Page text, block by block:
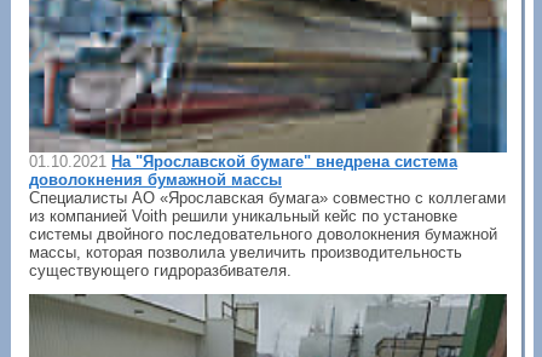
01.10.2021 На "Ярославской бумаге" внедрена система
доволокнения бумажной массы
Специалисты AО «Ярославская бумага» совместно с коллегами
из компанией Voith решили уникальный кейс по установке
системы двойного последовательного доволокнения бумажной
массы, которая позволила увеличить производительность
существующего гидроразбивателя.